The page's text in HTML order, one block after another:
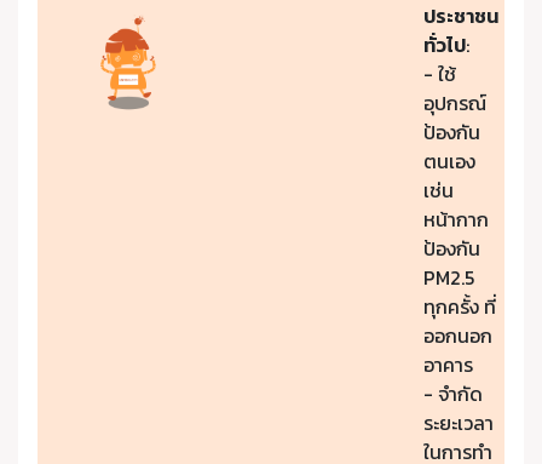
ประชาชน
ทั่วไป:
- ใช้
อุปกรณ์
ป้องกัน
ตนเอง
เช่น
หน้ากาก
ป้องกัน
PM2.5
ทุกครั้ง ที่
ออกนอก
อาคาร
- จำกัด
ระยะเวลา
ในการทำ